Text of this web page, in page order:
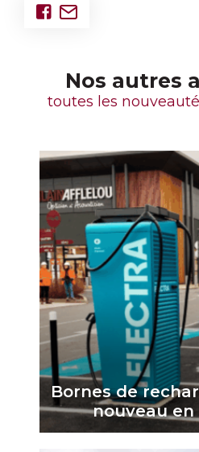
Nos autres
toutes les
Bornes de
nouveau en